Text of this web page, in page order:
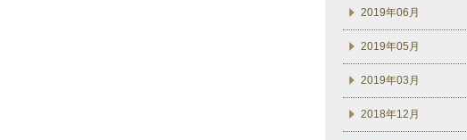
2019年06月
2019年05月
2019年03月
2018年12月